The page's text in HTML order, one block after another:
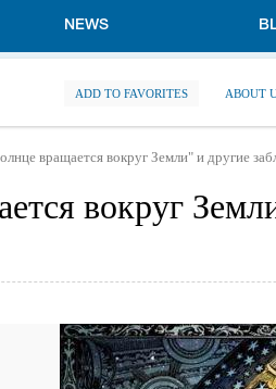
NEWS
ADD TO FAVORITES ABOUT
вращается вокруг Земли" и другие
вокруг